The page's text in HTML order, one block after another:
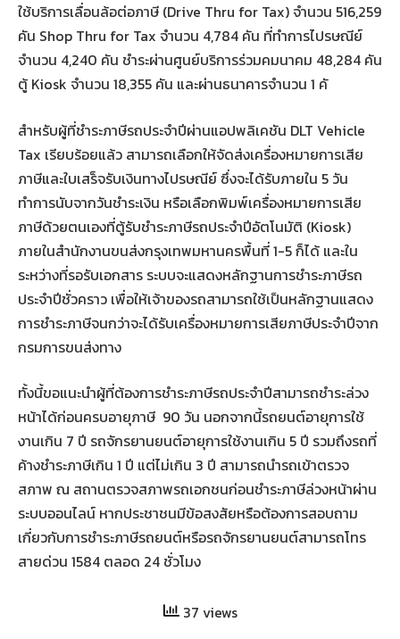
ใช้บริการเลื่อนล้อต่อภาษี (Drive Thru for Tax) จำนวน 516,259
คัน Shop Thru for Tax จำนวน 4,784 คัน ที่ทำการไปรษณีย์
จำนวน 4,240 คัน ชำระผ่านศูนย์บริการร่วมคมนาคม 48,284 คัน
ตู้ Kiosk จำนวน 18,355 คัน และผ่านธนาคารจำนวน 1 คั
สำหรับผู้ที่ชำระภาษีรถประจำปีผ่านแอปพลิเคชัน DLT Vehicle
Tax เรียบร้อยแล้ว สามารถเลือกให้จัดส่งเครื่องหมายการเสีย
ภาษีและใบเสร็จรับเงินทางไปรษณีย์ ซึ่งจะได้รับภายใน 5 วัน
ทำการนับจากวันชำระเงิน หรือเลือกพิมพ์เครื่องหมายการเสีย
ภาษีด้วยตนเองที่ตู้รับชำระภาษีรถประจำปีอัตโนมัติ (Kiosk)
ภายในสำนักงานขนส่งกรุงเทพมหานครพื้นที่ 1-5 ก็ได้ และใน
ระหว่างที่รอรับเอกสาร ระบบจะแสดงหลักฐานการชำระภาษีรถ
ประจำปีชั่วคราว เพื่อให้เจ้าของรถสามารถใช้เป็นหลักฐานแสดง
การชำระภาษีจนกว่าจะได้รับเครื่องหมายการเสียภาษีประจำปีจาก
กรมการขนส่งทาง
ทั้งนี้ขอแนะนำผู้ที่ต้องการชำระภาษีรถประจำปีสามารถชำระล่วง
หน้าได้ก่อนครบอายุภาษี 90 วัน นอกจากนี้รถยนต์อายุการใช้
งานเกิน 7 ปี รถจักรยานยนต์อายุการใช้งานเกิน 5 ปี รวมถึงรถที่
ค้างชำระภาษีเกิน 1 ปี แต่ไม่เกิน 3 ปี สามารถนำรถเข้าตรวจ
สภาพ ณ สถานตรวจสภาพรถเอกชนก่อนชำระภาษีล่วงหน้าผ่าน
ระบบออนไลน์ หากประชาชนมีข้อสงสัยหรือต้องการสอบถาม
เกี่ยวกับการชำระภาษีรถยนต์หรือรถจักรยานยนต์สามารถโทร
สายด่วน 1584 ตลอด 24 ชั่วโมง
37 views